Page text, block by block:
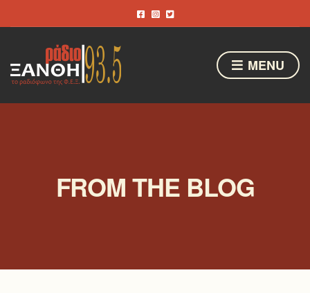
MENU
FROM THE BLOG